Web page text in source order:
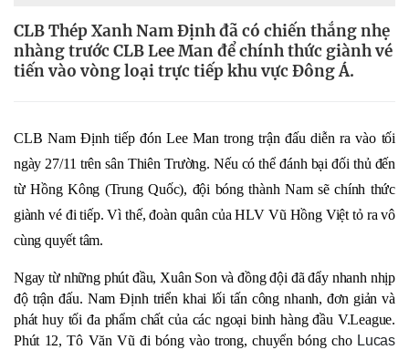
CLB Thép Xanh Nam Định đã có chiến thắng nhẹ
nhàng trước CLB Lee Man để chính thức giành vé
tiến vào vòng loại trực tiếp khu vực Đông Á.
CLB Nam Định tiếp đón Lee Man trong trận đấu diễn ra vào tối
ngày 27/11 trên sân Thiên Trường. Nếu có thể đánh bại đối thủ đến
từ Hồng Kông (Trung Quốc), đội bóng thành Nam sẽ chính thức
giành vé đi tiếp. Vì thế, đoàn quân của HLV Vũ Hồng Việt tỏ ra vô
cùng quyết tâm.
Ngay từ những phút đầu, Xuân Son và đồng đội đã đẩy nhanh nhịp
độ trận đấu. Nam Định triển khai lối tấn công nhanh, đơn giản và
phát huy tối đa phẩm chất của các ngoại binh hàng đầu V.League.
Phút 12, Tô Văn Vũ đi bóng vào trong, chuyển bóng cho Lucas